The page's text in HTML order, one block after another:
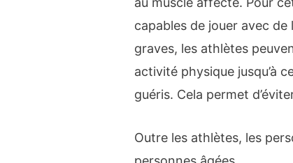
capables de jouer avec
graves, les athlètes
activité physique jusqu’à
guéris. Cela permet
Outre les athlètes, les